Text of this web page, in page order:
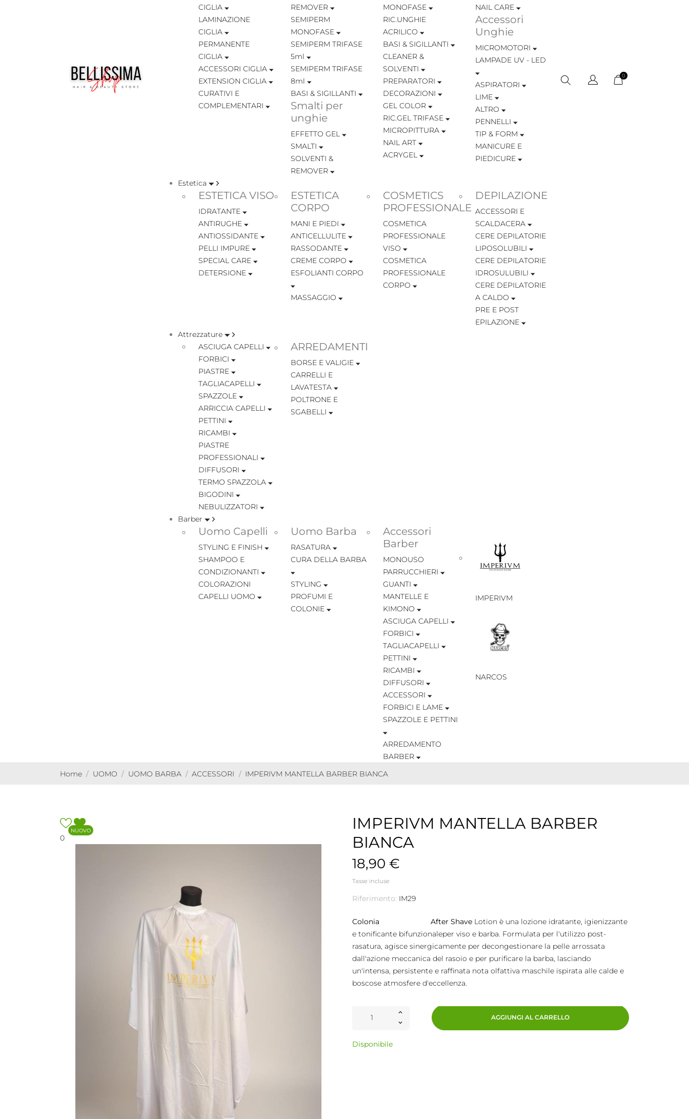
CIGLIA
LAMINAZIONE
CIGLIA
PERMANENTE
CIGLIA
ACCESSORI CIGLIA
EXTENSION CIGLIA
CURATIVI E
COMPLEMENTARI
REMOVER
SEMIPERM
MONOFASE
SEMIPERM TRIFASE
5ml
SEMIPERM TRIFASE
8ml
BASI & SIGILLANTI
Smalti per
unghie
EFFETTO GEL
SMALTI
SOLVENTI &
REMOVER
MONOFASE
RIC.UNGHIE
ACRILICO
BASI & SIGILLANTI
CLEANER &
SOLVENTI
PREPARATORI
DECORAZIONI
GEL COLOR
RIC.GEL TRIFASE
MICROPITTURA
NAIL ART
ACRYGEL
NAIL CARE
Accessori
Unghie
MICROMOTORI
LAMPADE UV - LED
ASPIRATORI
LIME
ALTRO
PENNELLI
TIP & FORM
MANICURE E
PIEDICURE
Estetica
ESTETICA VISO
IDRATANTE
ANTIRUGHE
ANTIOSSIDANTE
PELLI IMPURE
SPECIAL CARE
DETERSIONE
ESTETICA
CORPO
MANI E PIEDI
ANTICELLULITE
RASSODANTE
CREME CORPO
ESFOLIANTI CORPO
MASSAGGIO
COSMETICS
PROFESSIONALE
COSMETICA
PROFESSIONALE
VISO
COSMETICA
PROFESSIONALE
CORPO
DEPILAZIONE
ACCESSORI E
SCALDACERA
CERE DEPILATORIE
LIPOSOLUBILI
CERE DEPILATORIE
IDROSULUBILI
CERE DEPILATORIE
A CALDO
PRE E POST
EPILAZIONE
Attrezzature
ASCIUGA CAPELLI
FORBICI
PIASTRE
TAGLIACAPELLI
SPAZZOLE
ARRICCIA CAPELLI
PETTINI
RICAMBI
PIASTRE
PROFESSIONALI
DIFFUSORI
TERMO SPAZZOLA
BIGODINI
NEBULIZZATORI
ARREDAMENTI
BORSE E VALIGIE
CARRELLI E
LAVATESTA
POLTRONE E
SGABELLI
Barber
Uomo Capelli
STYLING E FINISH
SHAMPOO E
CONDIZIONANTI
COLORAZIONI
CAPELLI UOMO
Uomo Barba
RASATURA
CURA DELLA BARBA
STYLING
PROFUMI E
COLONIE
Accessori
Barber
MONOUSO
PARRUCCHIERI
GUANTI
MANTELLE E
KIMONO
ASCIUGA CAPELLI
FORBICI
TAGLIACAPELLI
PETTINI
RICAMBI
DIFFUSORI
ACCESSORI
FORBICI E LAME
SPAZZOLE E PETTINI
ARREDAMENTO
BARBER
IMPERIVM
NARCOS
0
Home UOMO UOMO BARBA ACCESSORI IMPERIVM MANTELLA BARBER BIANCA
0
NUOVO
IMPERIVM MANTELLA BARBER
BIANCA
18,90 €
Tasse incluse
Riferimento: IM29
Colonia After Shave Lotion è una lozione idratante, igienizzante
e tonificante bifunzionaleper viso e barba. Formulata per l'utilizzo post-
rasatura, agisce sinergicamente per decongestionare la pelle arrossata
dall'azione meccanica del rasoio e per purificare la barba, lasciando
un'intensa, persistente e raffinata nota olfattiva maschile ispirata alle calde e
boscose atmosfere d'eccellenza.
AGGIUNGI AL CARRELLO
Disponibile